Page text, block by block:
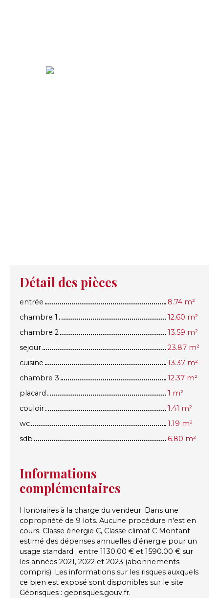
Détail des pièces
entrée
8.74 m²
chambre 1
12.60 m²
chambre 2
13.59 m²
sejour
23.87 m²
cuisine
13.37 m²
chambre 3
12.37 m²
placard
1 m²
couloir
1.41 m²
wc
1.19 m²
sdb
6.80 m²
Informations
complémentaires
Honoraires à la charge du vendeur. Dans une
copropriété de 9 lots. Aucune procédure n'est en
cours. Classe énergie C, Classe climat C Montant
estimé des dépenses annuelles d'énergie pour un
usage standard : entre 1130.00 € et 1590.00 € sur
les années 2021, 2022 et 2023 (abonnements
compris). Les informations sur les risques auxquels
ce bien est exposé sont disponibles sur le site
Géorisques : georisques.gouv.fr.